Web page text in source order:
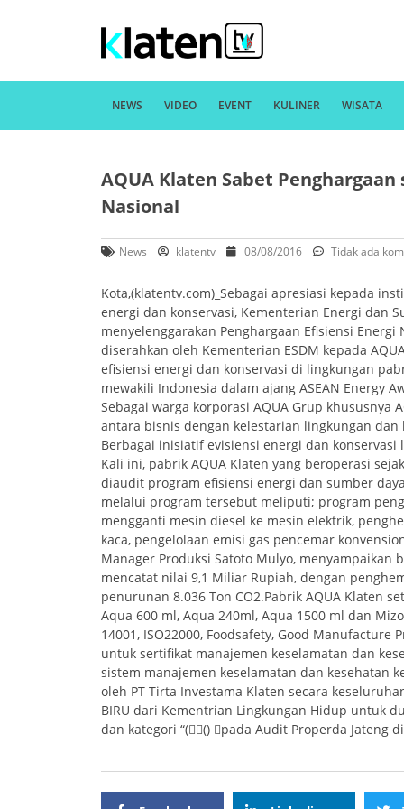
NEWS VIDEO EVENT KULINER WISATA
AQUA Klaten Sabet
Nasional
News klatentv 08/08/2016 Tidak ada
Kota,(klatentv.com)_Sebagai apresiasi kepada
energi dan konservasi, Kementerian Energi dan
menyelenggarakan Penghargaan Efisiensi Energi
diserahkan oleh Kementerian ESDM kepada
efisiensi energi dan konservasi di lingkungan
mewakili Indonesia dalam ajang ASEAN Energy
Sebagai warga korporasi AQUA Grup khususnya
antara bisnis dengan kelestarian lingkungan dan
Berbagai inisiatif evisiensi energi dan
Kali ini, pabrik AQUA Klaten yang beroperasi
diaudit program efisiensi energi dan sumber
melalui program tersebut meliputi; program
mengganti mesin diesel ke mesin elektrik,
kaca, pengelolaan emisi gas pencemar
Manager Produksi Satoto Mulyo, menyampaikan
mencatat nilai 9,1 Miliar Rupiah, dengan
penurunan 8.036 Ton CO2.Pabrik AQUA Klaten
Aqua 600 ml, Aqua 240ml, Aqua 1500 ml dan
14001, ISO22000, Foodsafety, Good Manufacture
untuk sertifikat manajemen keselamatan dan
sistem manajemen keselamatan dan kesehatan
oleh PT Tirta Investama Klaten secara
BIRU dari Kementrian Lingkungan Hidup untuk
dan kategori “(() pada Audit Properda Jateng